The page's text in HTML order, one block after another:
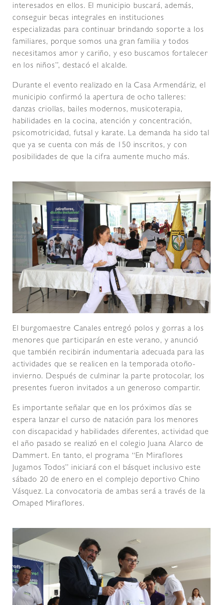
interesados en ellos. El municipio buscará, además,
conseguir becas integrales en instituciones
especializadas para continuar brindando soporte a los
familiares, porque somos una gran familia y todos
necesitamos amor y cariño, y eso buscamos fortalecer
en los niños”, destacó el alcalde.
Durante el evento realizado en la Casa Armendáriz, el
municipio confirmó la apertura de ocho talleres:
danzas criollas, bailes modernos, musicoterapia,
habilidades en la cocina, atención y concentración,
psicomotricidad, futsal y karate. La demanda ha sido tal
que ya se cuenta con más de 150 inscritos, y con
posibilidades de que la cifra aumente mucho más.
El burgomaestre Canales entregó polos y gorras a los
menores que participarán en este verano, y anunció
que también recibirán indumentaria adecuada para las
actividades que se realicen en la temporada otoño-
invierno. Después de culminar la parte protocolar, los
presentes fueron invitados a un generoso compartir.
Es importante señalar que en los próximos días se
espera lanzar el curso de natación para los menores
con discapacidad y habilidades diferentes, actividad que
el año pasado se realizó en el colegio Juana Alarco de
Dammert. En tanto, el programa “En Miraflores
Jugamos Todos” iniciará con el básquet inclusivo este
sábado 20 de enero en el complejo deportivo Chino
Vásquez. La convocatoria de ambas será a través de la
Omaped Miraflores.